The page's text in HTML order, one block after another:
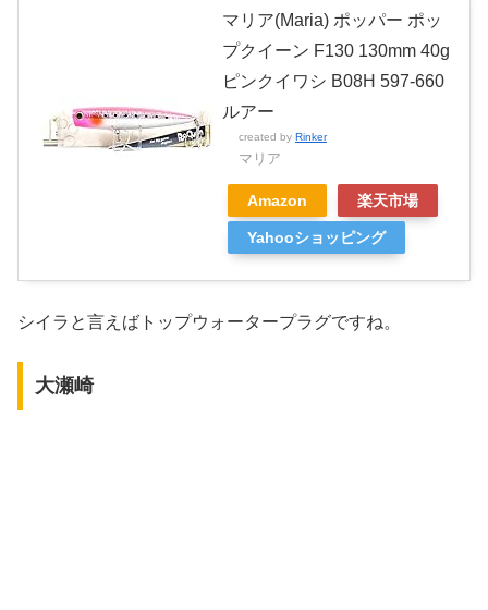
マリア(Maria) ポッパー ポッ
プクイーン F130 130mm 40g
ピンクイワシ B08H 597-660
ルアー
created by Rinker
マリア
Amazon 楽天市場
Yahooショッピング
シイラと言えばトップウォータープラグですね。
大瀬崎